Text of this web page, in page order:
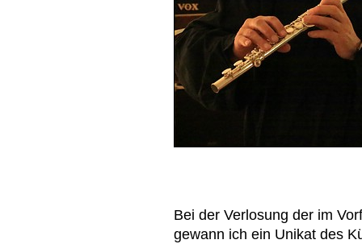
Bei der Verlosung der im
gewann ich ein Unikat des